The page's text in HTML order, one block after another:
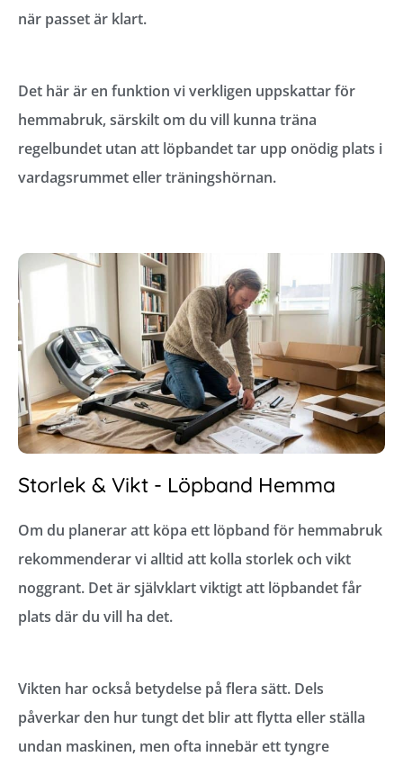
när passet är klart.
Det här är en funktion vi verkligen uppskattar för
hemmabruk, särskilt om du vill kunna träna
regelbundet utan att löpbandet tar upp onödig plats i
vardagsrummet eller träningshörnan.
Storlek & Vikt - Löpband Hemma
Om du planerar att köpa ett löpband för hemmabruk
rekommenderar vi alltid att kolla storlek och vikt
noggrant. Det är självklart viktigt att löpbandet får
plats där du vill ha det.
Vikten har också betydelse på flera sätt. Dels
påverkar den hur tungt det blir att flytta eller ställa
undan maskinen, men ofta innebär ett tyngre